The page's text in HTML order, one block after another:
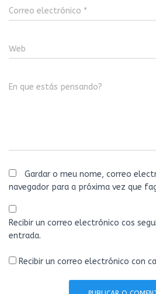
Correo electrónico *
Web
En que estás pensando?
Gardar o meu nome, correo
navegador para a próxima vez que
Recibir un correo electrónico cos
entrada.
Recibir un correo electrónico con